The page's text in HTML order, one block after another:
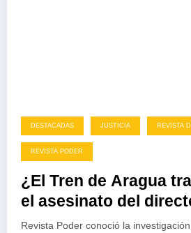
DESTACADAS JUSTICIA REVISTA
REVISTA PODER
¿El Tren de Aragua
el asesinato del
Cárcel La Modelo?
Revista Poder conoció la